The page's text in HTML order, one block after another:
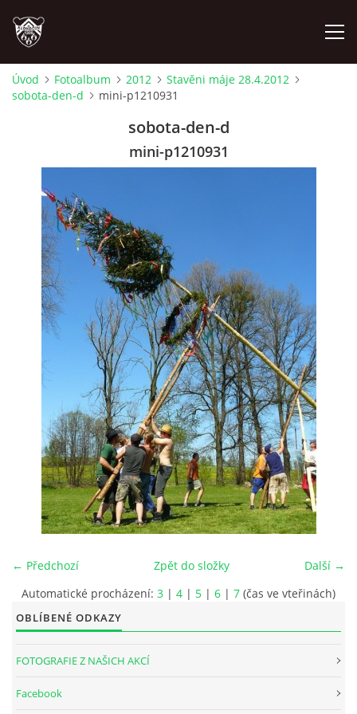
ÚVOD
PROBĚHLÉ AKCE
NOVINKY
FOTOALBUM
INTERNÍ SEKCE
KONTAKTY
Úvod Fotoalbum 2012
Stavěni máje 28.4.2012
sobota-den-d
mini-p1210931
sobota-den-d
mini-p1210931
← Předchozí Další →
Zpět do složky
Automatické procházení: 3 | 4 | 5 | 6 | 7 (čas ve vteřinách)
OBLÍBENÉ ODKAZY
FOTOGRAFIE Z NAŠICH AKCÍ
Facebook